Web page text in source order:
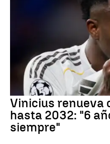
Vinicius renueva
hasta 2032: "6
siempre"